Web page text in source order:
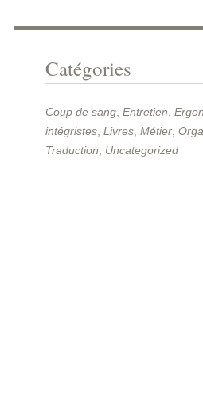
Catégories
Coup de sang Entretien
intégristes Livres Métier
Traduction
Uncategorized